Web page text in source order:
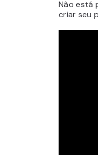
Não está
criar seu